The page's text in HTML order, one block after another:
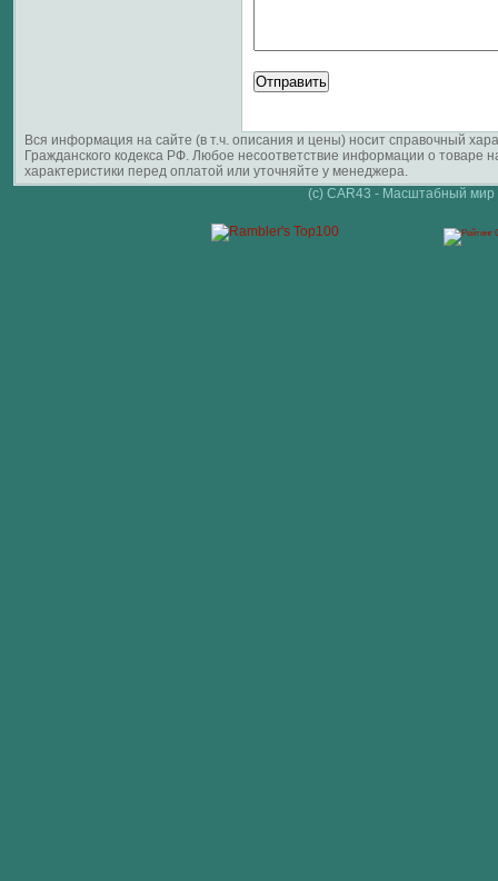
Вся информация на сайте (в т.ч. описания и цены) носит справочный
Гражданского кодекса РФ. Любое несоответствие информации о
характеристики перед оплатой или уточняйте у менеджера.
(c) CAR43 - Масштабный мир